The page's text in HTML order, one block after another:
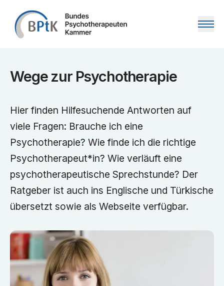
Zum Inhalt springen
Wege zur Psychotherapie
Hier finden Hilfesuchende Antworten auf
viele Fragen: Brauche ich eine
Psychotherapie? Wie finde ich die richtige
Psychotherapeut*in? Wie verläuft eine
psychotherapeutische Sprechstunde? Der
Ratgeber ist auch ins Englische und Türkische
übersetzt sowie als Webseite verfügbar.